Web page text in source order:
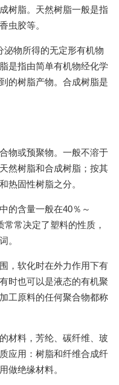
树脂。天然树脂一般是指
虫胶等。
泌物所得的无定形有机物
是指由简单有机物经化学
的树脂产物。合成树脂是
物或预聚物。一般不溶于
然树脂和合成树脂；按其
热固性树脂之分。
的含量一般在40％～
常决定了塑料的性质，
。
，软化时在外力作用下有
时也可以是液态的有机聚
工原料的任何聚合物都称
材料，芳纶、碳纤维、玻
应用：树脂和纤维合成纤
做绝缘材料。